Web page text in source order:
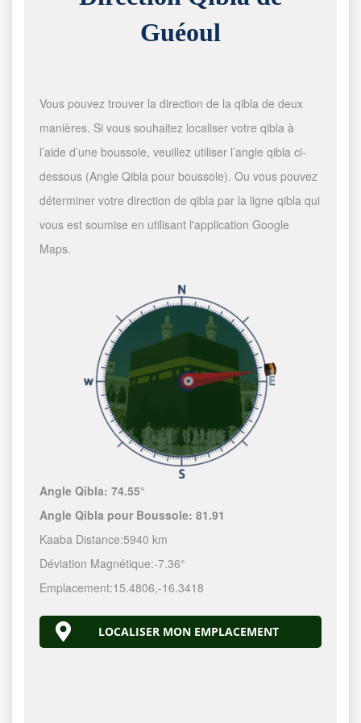
Guéoul
Vous pouvez trouver la direction de la qibla de deux
manières. Si vous souhaitez localiser votre qibla à
l’aide d’une boussole, veuillez utiliser l’angle qibla ci-
dessous (Angle Qibla pour boussole). Ou vous pouvez
déterminer votre direction de qibla par la ligne qibla qui
vous est soumise en utilisant l'application Google
Maps.
Angle Qibla:74.55°
Angle Qibla pour Boussole:81.91
Kaaba Distance:5940 km
Déviation Magnétique:-7.36°
Emplacement:15.4806,-16.3418
LOCALISER MON EMPLACEMENT